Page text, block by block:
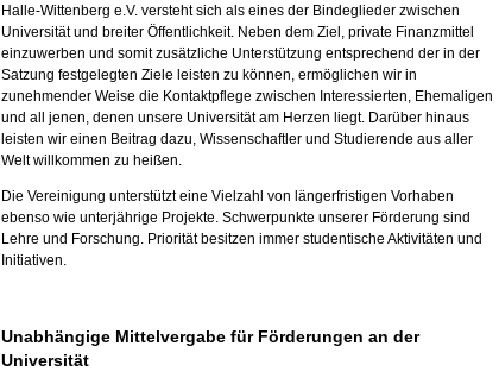
Halle-Wittenberg e.V. versteht sich als eines der Bindeglieder zwischen
Universität und breiter Öffentlichkeit. Neben dem Ziel, private Finanzmittel
einzuwerben und somit zusätzliche Unterstützung entsprechend der in der
Satzung festgelegten Ziele leisten zu können, ermöglichen wir in
zunehmender Weise die Kontaktpflege zwischen Interessierten, Ehemaligen
und all jenen, denen unsere Universität am Herzen liegt. Darüber hinaus
leisten wir einen Beitrag dazu, Wissenschaftler und Studierende aus aller
Welt willkommen zu heißen.
Die Vereinigung unterstützt eine Vielzahl von längerfristigen Vorhaben
ebenso wie unterjährige Projekte. Schwerpunkte unserer Förderung sind
Lehre und Forschung. Priorität besitzen immer studentische Aktivitäten und
Initiativen.
Unabhängige Mittelvergabe für Förderungen an der
Universität